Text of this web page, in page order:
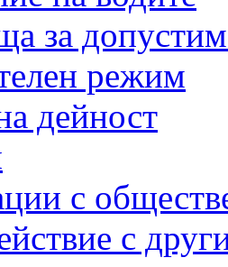
за
режим
дейност
с
с